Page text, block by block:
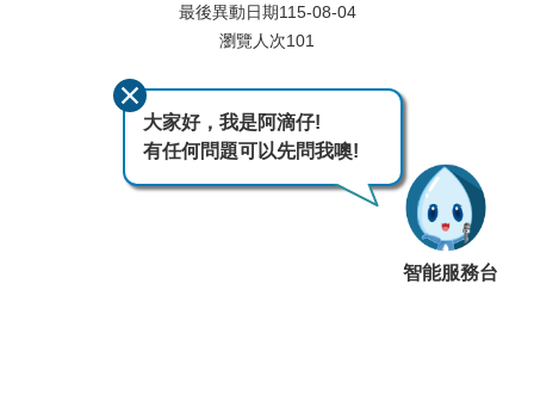
最後異動日期115-08-04
瀏覽人次101
大家好，我是阿滴仔!
有任何問題可以先問我噢!
智能服務台